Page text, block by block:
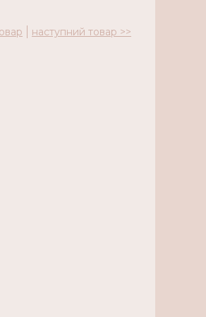
наступний товар >>